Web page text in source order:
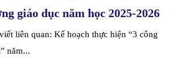
giáo dục năm học 2025-2026
liên quan: Kế hoạch thực hiện “3 công
năm...